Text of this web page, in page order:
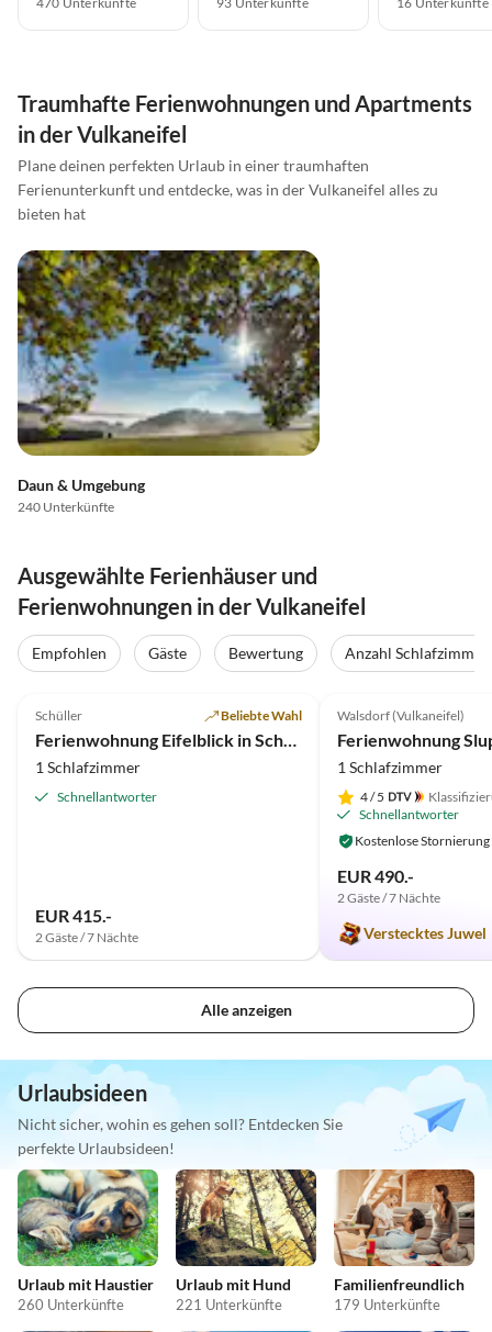
Traumhafte Ferienwohnungen und Apartments
in der Vulkaneifel
Plane deinen perfekten Urlaub in einer traumhaften
Ferienunterkunft und entdecke, was in der Vulkaneifel alles zu
bieten hat
Daun & Umgebung
240 Unterkünfte
Ausgewählte Ferienhäuser und
Ferienwohnungen in der Vulkaneifel
Empfohlen Gäste Bewertung Anzahl Schlafzimmer
Schüller Beliebte Wahl
1 Schlafzimmer
Schnellantworter
EUR 415.-
2 Gäste / 7 Nächte
Walsdorf (Vulkaneifel)
Ferienwohnung
1 Schlafzimmer
4/ 5
Schnellantworter
Kostenlose Stornierung
EUR 490.-
2 Gäste / 7 Nächte
Verstecktes Juwel
Alle anzeigen
Urlaubsideen
Nicht sicher, wohin es gehen soll? Entdecken Sie
perfekte Urlaubsideen!
Urlaub mit Haustier
260 Unterkünfte
Urlaub mit Hund
221 Unterkünfte
Familienfreundlich
179 Unterkünfte